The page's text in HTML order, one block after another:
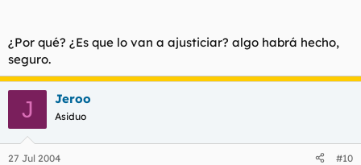
¿Por qué? ¿Es que lo van a ajusticiar? algo habrá hecho,
seguro.
J Jeroo
Asiduo
27 Jul 2004 #10